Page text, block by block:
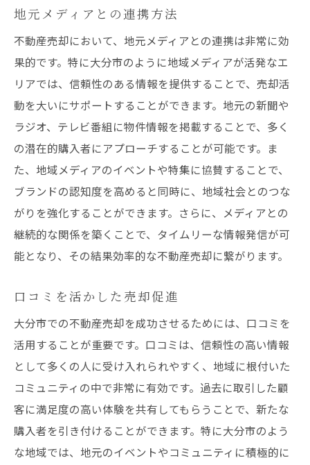
地元メディアとの連携方法
不動産売却において、地元メディアとの連携は非常に効
果的です。特に大分市のように地域メディアが活発なエ
リアでは、信頼性のある情報を提供することで、売却活
動を大いにサポートすることができます。地元の新聞や
ラジオ、テレビ番組に物件情報を掲載することで、多く
の潜在的購入者にアプローチすることが可能です。ま
た、地域メディアのイベントや特集に協賛することで、
ブランドの認知度を高めると同時に、地域社会とのつな
がりを強化することができます。さらに、メディアとの
継続的な関係を築くことで、タイムリーな情報発信が可
能となり、その結果効率的な不動産売却に繋がります。
口コミを活かした売却促進
大分市での不動産売却を成功させるためには、口コミを
活用することが重要です。口コミは、信頼性の高い情報
として多くの人に受け入れられやすく、地域に根付いた
コミュニティの中で非常に有効です。過去に取引した顧
客に満足度の高い体験を共有してもらうことで、新たな
購入者を引き付けることができます。特に大分市のよう
な地域では、地元のイベントやコミュニティに積極的に